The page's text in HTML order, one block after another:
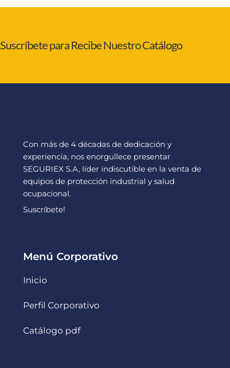
Suscríbete para Recibe Nuestro Catálogo
Con más de 4 décadas de dedicación y
experiencia, nos enorgullece presentar
SEGURIEX S.A, líder indiscutible en la venta de
equipos de protección industrial y salud
ocupacional.
Suscríbete!
Menú Corporativo
Inicio
Perfil Corporativo
Catálogo pdf